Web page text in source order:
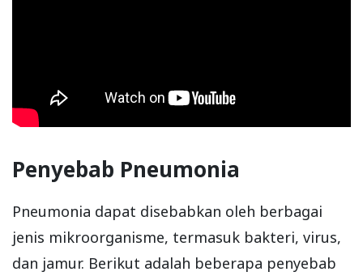
Penyebab Pneumonia
Pneumonia dapat disebabkan oleh berbagai
jenis mikroorganisme, termasuk bakteri, virus,
dan jamur. Berikut adalah beberapa penyebab